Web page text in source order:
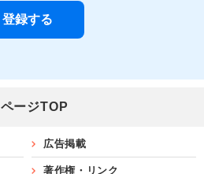
ページTOP
広告掲載
著作権・リンク